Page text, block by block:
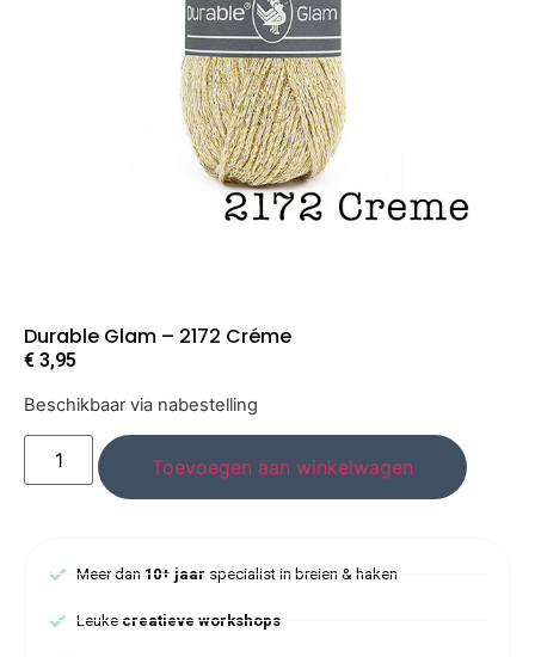
Durable Glam – 2172 Créme
€ 3,95
Beschikbaar via nabestelling
Toevoegen aan winkelwagen
Meer dan 10+ jaar specialist in breien & haken
Leuke creatieve workshops